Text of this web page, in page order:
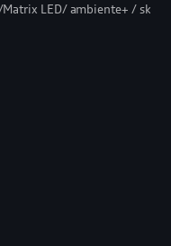
LED/ ambiente+ / skóra